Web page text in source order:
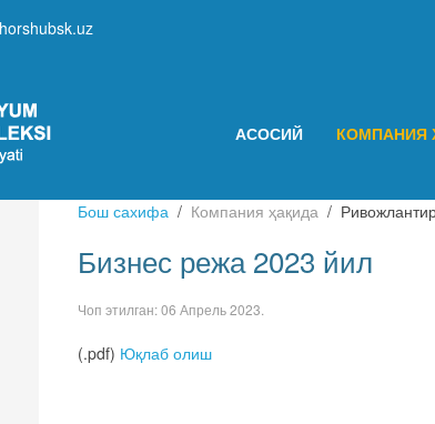
АСОСИЙ КОМПАНИЯ
Бош сахифа Компания ҳақида
Бизнес режа 2023 йил
Чоп этилган:06 Апрель 2023
(.pdf) Юқлаб олиш